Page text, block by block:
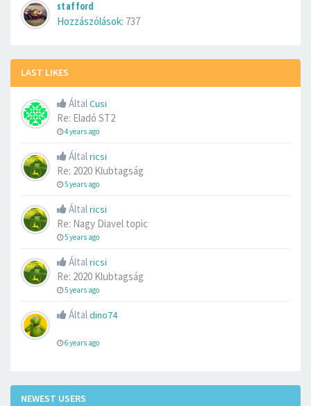
stafford
Hozzászólások: 737
LAST LIKES
ÁltalCusi
Re: Eladó ST2
4 years ago
Általricsi
Re: 2020 Klubtagság
5 years ago
Általricsi
Re: Nagy Diavel topic
5 years ago
Általricsi
Re: 2020 Klubtagság
5 years ago
Általdino74
6 years ago
NEWEST USERS